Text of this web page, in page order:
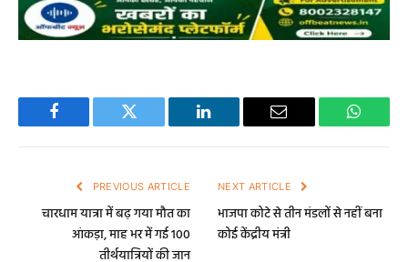
Facebook Twitter LinkedIn Email
PREVIOUS ARTICLE
चारधाम यात्रा में बढ़ गया मौत का
आंकड़ा, माह भर में गई 100
तीर्थयात्रियों की जान
NEXT ARTICLE
भाजपा कोटे से तीन मंडलों से नहीं बना
कोई केंद्रीय मंत्री